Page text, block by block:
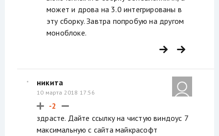
может и дрова на 3.0 интегрированы в
эту сборку. Завтра попробую на другом
моноблоке.
никита
10 марта 2018 17:56
-2
здрасте. Дайте ссылку на чистую виндоус 7
максимальную с сайта майкрасофт